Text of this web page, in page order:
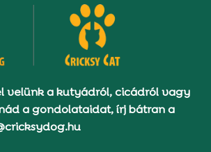
velünk a kutyádról, cicádról vagy
a gondolataidat, írj bátran a